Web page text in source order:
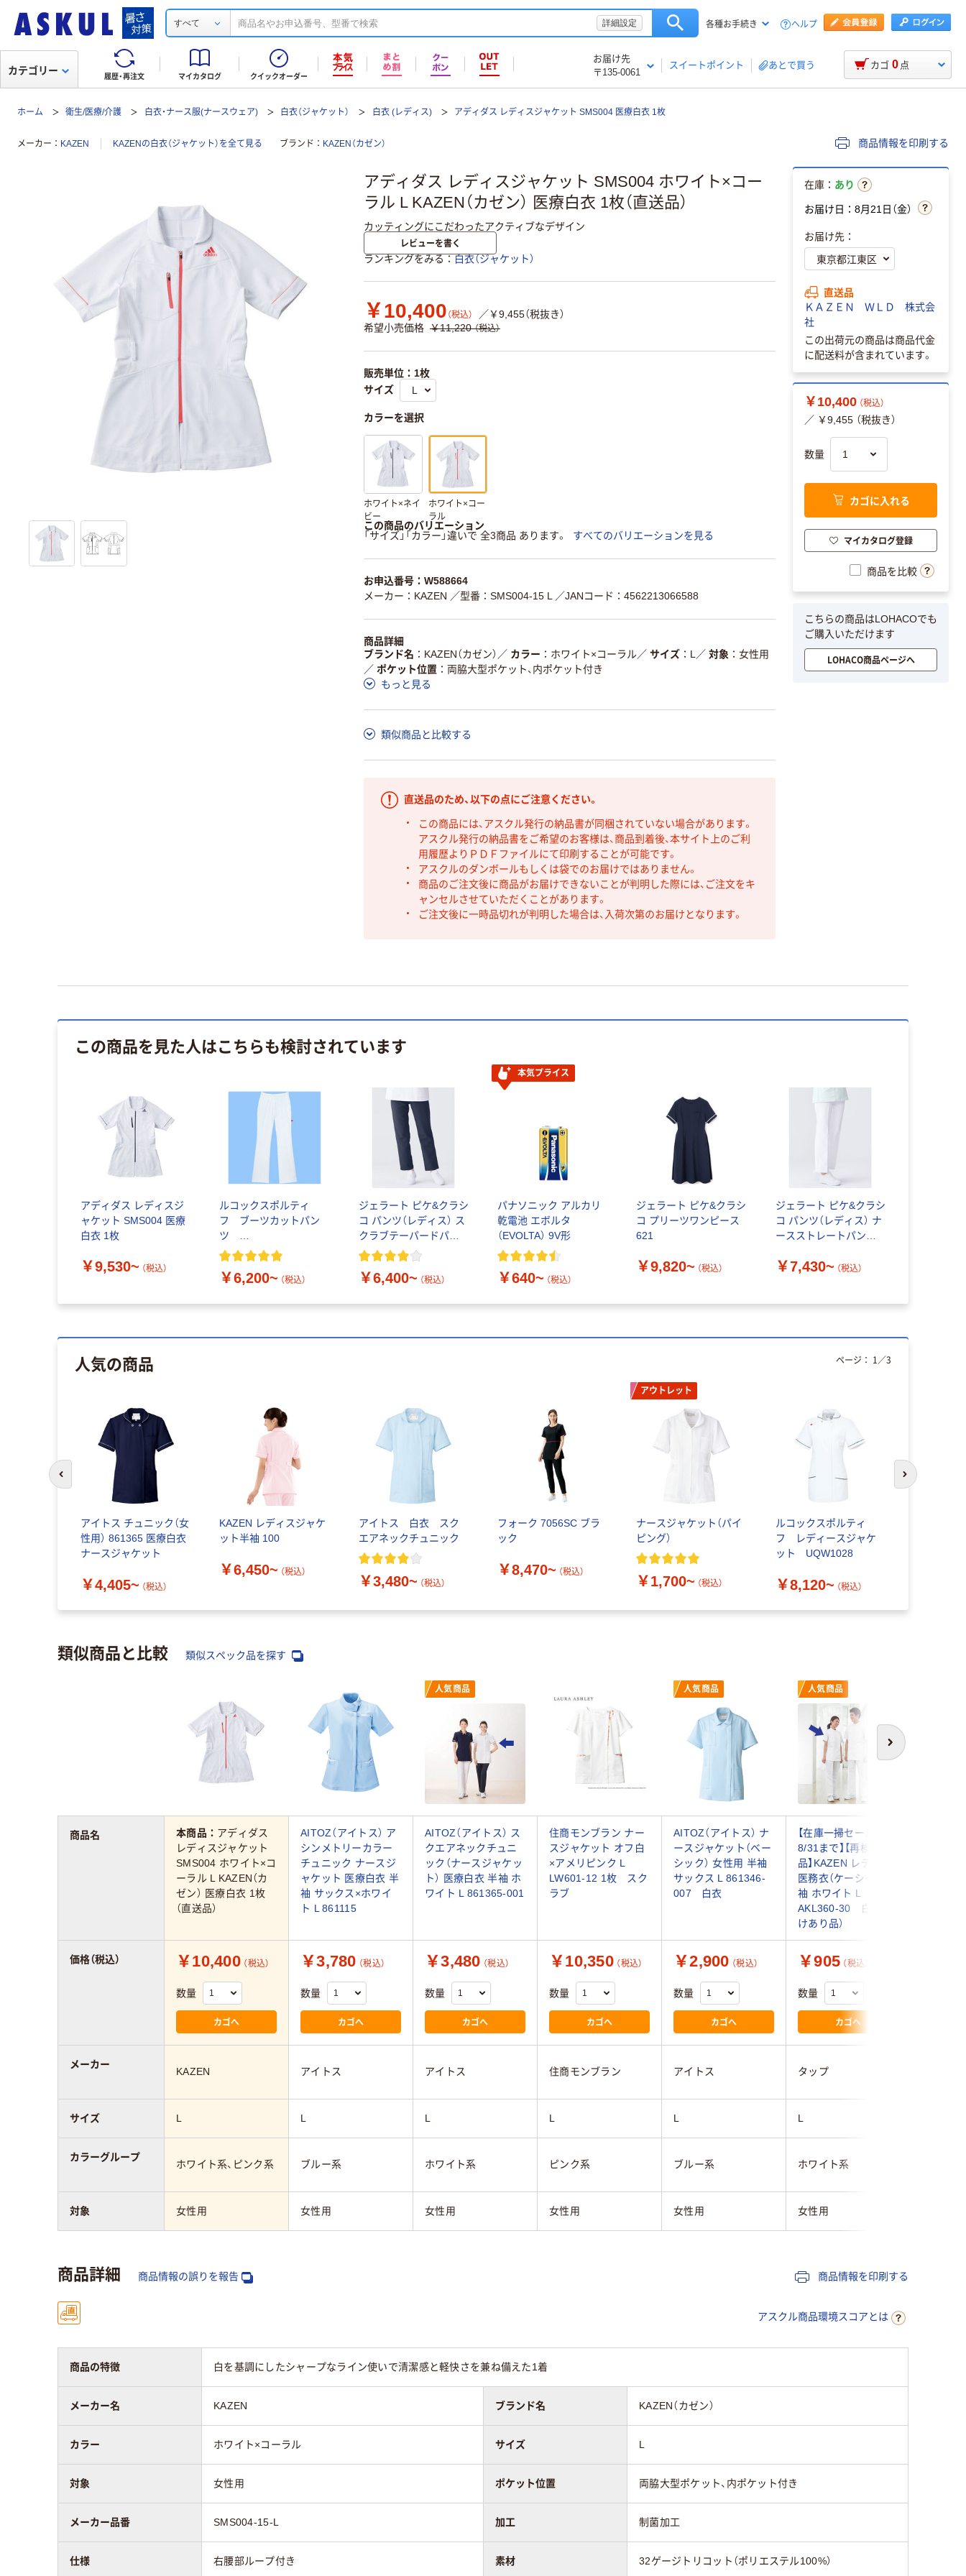
すべて 詳細設定 各種お手続き ヘルプ
履歴・再注文 マイカタログ クイックオーダー
お届け先
〒135-0061
スイートポイント あとで買う
カテゴリー カゴ 0 点
ホーム 衛生/医療/介護 白衣・ナース服(ナースウェア) 白衣（ジャケット） 白衣 (レディス) アディダス レディスジャケット SMS004 医療白衣 1枚
メーカー KAZEN KAZENの白衣（ジャケット）を全て見る ブランド KAZEN（カゼン） 商品情報を印刷する
アディダス レディスジャケット SMS004 ホワイト×コー
ラル L KAZEN（カゼン） 医療白衣 1枚（直送品）
カッティングにこだわったアクティブなデザイン
レビューを書く
ランキングをみる 白衣（ジャケット）
￥10,400 （税込）
／￥9,455（税抜き）
希望小売価格 ￥11,220 （税込）
販売単位：1枚
サイズ
カラーを選択
ホワイト×ネイ
ビー
ホワイト×コー
ラル
この商品のバリエーション
「サイズ」「カラー」違いで 全3商品 あります。
すべてのバリエーションを見る
お申込番号：W588664
メーカー：KAZEN ／型番：SMS004-15 L ／JANコード：4562213066588
商品詳細
ブランド名
KAZEN（カゼン） ／ カラー ホワイト×コーラル／ サイズ L ／ 対象
女性用
／ ポケット位置
両脇大型ポケット、内ポケット付き
もっと見る
類似商品と比較する
直送品のため、以下の点にご注意ください。
この商品には、アスクル発行の納品書が同梱されていない場合があります。
アスクル発行の納品書をご希望のお客様は、商品到着後、本サイト上のご利
用履歴よりＰＤＦファイルにて印刷することが可能です。
アスクルのダンボールもしくは袋でのお届けではありません。
商品のご注文後に商品がお届けできないことが判明した際には、ご注文をキ
ャンセルさせていただくことがあります。
ご注文後に一時品切れが判明した場合は、入荷次第のお届けとなります。
在庫： あり
お届け日：8月21日（金）
お届け先：
直送品
ＫＡＺＥＮ ＷＬＤ 株式会
社
この出荷元の商品は商品代金
に配送料が含まれています。
￥10,400 （税込）
／ ￥9,455 （税抜き）
数量
カゴに入れる
マイカタログ登録
商品を比較
こちらの商品はLOHACOでも
ご購入いただけます
LOHACO商品ページへ
この商品を見た人はこちらも検討されています
アディダス レディスジ
ャケット SMS004 医療
白衣 1枚
￥9,530~ （税込）
ルコックスポルティ
フ ブーツカットパン
ツ
QNW2011(UQW2011)
￥6,200~ （税込）
ジェラート ピケ&クラシ
コ パンツ（レディス） ス
クラブテーパードパン
ツ 609
￥6,400~ （税込）
本気プライス
パナソニック アルカリ
乾電池 エボルタ
（EVOLTA） 9V形
￥640~ （税込）
ジェラート ピケ&クラシ
コ プリーツワンピース
621
￥9,820~ （税込）
ジェラート ピケ&クラシ
コ パンツ（レディス） ナ
ースストレートパンツ
￥7,430~ （税込）
人気の商品
アイトス チュニック（女
性用） 861365 医療白衣
ナースジャケット
￥4,405~ （税込）
KAZEN レディスジャケ
ット半袖 100
￥6,450~ （税込）
アイトス 白衣 スク
エアネックチュニック
￥3,480~ （税込）
フォーク 7056SC ブラ
ック
￥8,470~ （税込）
アウトレット
ナースジャケット（パイ
ピング）
￥1,700~ （税込）
ルコックスポルティ
フ レディースジャケ
ット UQW1028
￥8,120~ （税込）
ページ： 1 ／3
前のスライドへ 次のスライド
類似商品と比較 類似スペック品を探す
次へ
人気商品 人気商品 人気商品
本商品： アディダス
レディスジャケット
SMS004 ホワイト×コ
ーラル L KAZEN（カ
ゼン） 医療白衣 1枚
（直送品）
AITOZ（アイトス） ア
シンメトリーカラー
チュニック ナースジ
ャケット 医療白衣 半
袖 サックス×ホワイ
ト L 861115
AITOZ（アイトス） ス
クエアネックチュニ
ック（ナースジャケッ
ト） 医療白衣 半袖 ホ
ワイト L 861365-001
住商モンブラン ナー
スジャケット オフ白
×アメリピンク L
LW601-12 1枚 スク
ラブ
AITOZ（アイトス） ナ
ースジャケット（ベー
シック） 女性用 半袖
サックス L 861346-
007 白衣
【在庫一掃セール！
8/31まで】【再検品商
品】KAZEN レディス
医務衣（ケーシー） 半
袖 ホワイト L
AKL360-30 白衣（わ
けあり品）
￥10,400 （税込）
数量
カゴへ
￥3,780 （税込）
数量
カゴへ
￥3,480 （税込）
数量
カゴへ
￥10,350 （税込）
数量
カゴへ
￥2,900 （税込）
数量
カゴへ
￥905 （税込）
数量
カゴへ
KAZEN アイトス アイトス 住商モンブラン アイトス タップ
L L L L L L
ホワイト系、ピンク系 ブルー系 ホワイト系 ピンク系 ブルー系 ホワイト系
女性用 女性用 女性用 女性用 女性用 女性用
商品名
価格（税込）
メーカー
サイズ
カラーグループ
対象
商品詳細 商品情報の誤りを報告 商品情報を印刷する
アスクル商品環境スコアとは
商品の特徴 白を基調にしたシャープなライン使いで清潔感と軽快さを兼ね備えた1着
メーカー名 KAZEN ブランド名 KAZEN（カゼン）
カラー ホワイト×コーラル サイズ L
対象 女性用 ポケット位置 両脇大型ポケット、内ポケット付き
メーカー品番 SMS004-15-L 加工 制菌加工
仕様 右腰部ループ付き 素材 32ゲージトリコット（ポリエステル100%）